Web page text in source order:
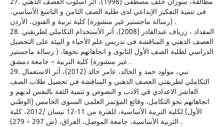
فى تنمية التفكير الإبداعي لدى طلبة الصف الثامن و التاسع الأساسي،
(رسالة ماجستير غير منشورة) كلية تربية و الفنون، الأردن .
28. المقداد ، زرياف عبدالقادر (2008)، أثر الأستخدام التكاملي لطريقتي
العصف الذهني و المناقشة فى تدريس علم الأحياء و البيئة على التحصيل
الدراسي لطلبة الصف الأول الثانوى و اتجاهاتهم نحوها، ( رسالة ماجستير
غير منشورة) كلية التربية – جامعة دمشق .
29. نبي، مولود حمد و الخالد، عامر خالد (2012)، أثر الاستعمال
التكاملي لطريقتي العصف الذهني و المناقشة في تحصيل طلاب الصف
العاشر الاعدادي في الادب و النصوص و تنمية الثقة بالنفس لديهم و
اتجاهاتهم نحو التكامل، وقائع المؤتمر العلمى السنوى الخامس (الوطني
الأول) لكلية التربية الأساسية، للفترة من 11-12 نيسان /2012، كلية
التربية الأساسية، جامعة الموصل، العراق، (ص 297 – 279) .